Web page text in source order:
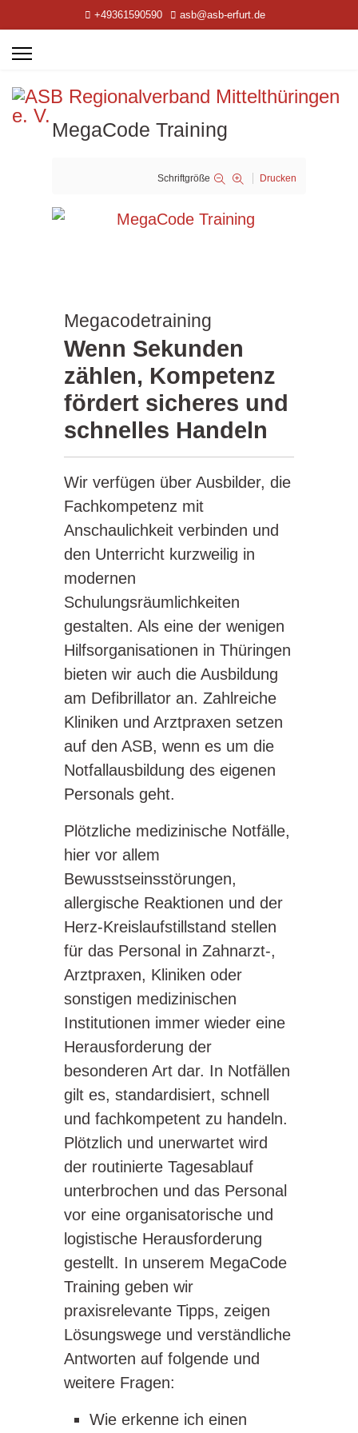
+49361590590 asb@asb-erfurt.de
MegaCode Training
Schriftgröße Drucken
Megacodetraining
Wenn Sekunden
zählen, Kompetenz
fördert sicheres und
schnelles Handeln
Wir verfügen über Ausbilder, die
Fachkompetenz mit
Anschaulichkeit verbinden und
den Unterricht kurzweilig in
modernen
Schulungsräumlichkeiten
gestalten. Als eine der wenigen
Hilfsorganisationen in Thüringen
bieten wir auch die Ausbildung
am Defibrillator an. Zahlreiche
Kliniken und Arztpraxen setzen
auf den ASB, wenn es um die
Notfallausbildung des eigenen
Personals geht.
Plötzliche medizinische Notfälle,
hier vor allem
Bewusstseinsstörungen,
allergische Reaktionen und der
Herz-Kreislaufstillstand stellen
für das Personal in Zahnarzt-,
Arztpraxen, Kliniken oder
sonstigen medizinischen
Institutionen immer wieder eine
Herausforderung der
besonderen Art dar. In Notfällen
gilt es, standardisiert, schnell
und fachkompetent zu handeln.
Plötzlich und unerwartet wird
der routinierte Tagesablauf
unterbrochen und das Personal
vor eine organisatorische und
logistische Herausforderung
gestellt. In unserem MegaCode
Training geben wir
praxisrelevante Tipps, zeigen
Lösungswege und verständliche
Antworten auf folgende und
weitere Fragen:
Wie erkenne ich einen